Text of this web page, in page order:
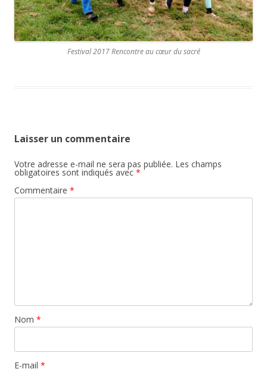
Festival 2017 Rencontre au cœur du sacré
Laisser un commentaire
Votre adresse e-mail ne sera pas publiée. Les champs
obligatoires sont indiqués avec *
Commentaire *
Nom *
E-mail *